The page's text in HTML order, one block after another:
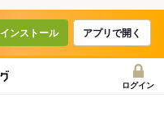
インストール アプリで開く
ログイン